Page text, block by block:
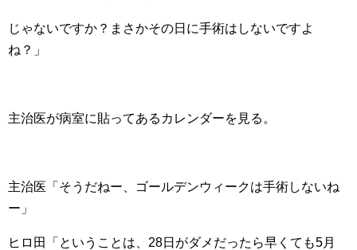
じゃないですか？まさかその日に手術はしないですよ
ね？」
主治医が病室に貼ってあるカレンダーを見る。
主治医「そうだねー、ゴールデンウィークは手術しないね
ー」
ヒロ田「ということは、28日がダメだったら早くても5月